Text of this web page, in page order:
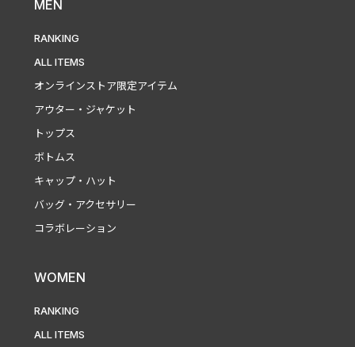
MEN
RANKING
ALL ITEMS
オンラインストア限定アイテム
アウター・ジャケット
トップス
ボトムス
キャップ・ハット
バッグ・アクセサリー
コラボレーション
WOMEN
RANKING
ALL ITEMS